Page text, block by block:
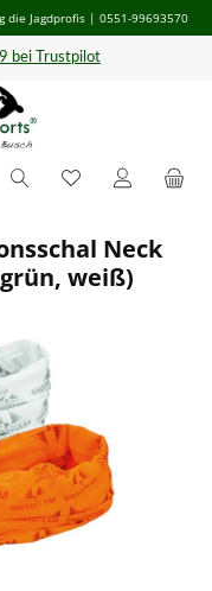
die Jagdprofis | 0551-99693570
bei Trustpilot
Neck
weiß)